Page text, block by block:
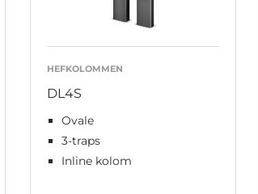
HEFKOLOMMEN
DL4S
Ovale
3-traps
Inline kolom